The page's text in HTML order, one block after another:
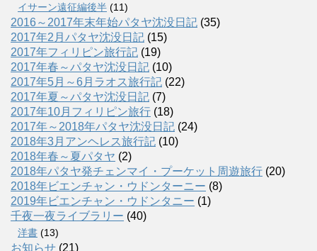
イサーン遠征編後半 (11)
2016～2017年末年始パタヤ沈没日記 (35)
2017年2月パタヤ沈没日記 (15)
2017年フィリピン旅行記 (19)
2017年春～パタヤ沈没日記 (10)
2017年5月～6月ラオス旅行記 (22)
2017年夏～パタヤ沈没日記 (7)
2017年10月フィリピン旅行 (18)
2017年～2018年パタヤ沈没日記 (24)
2018年3月アンヘレス旅行記 (10)
2018年春～夏パタヤ (2)
2018年パタヤ発チェンマイ・プーケット周遊旅行 (20)
2018年ビエンチャン・ウドンターニー (8)
2019年ビエンチャン・ウドンタニー (1)
千夜一夜ライブラリー (40)
洋書 (13)
お知らせ (21)